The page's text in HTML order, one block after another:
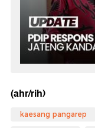
(ahr/rih)
kaesang pangarep